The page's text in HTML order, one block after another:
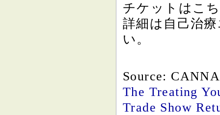
チケットはこ
詳細は自己治
い。
Source:
The Treating
Trade Show